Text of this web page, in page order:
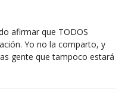
afirmar que TODOS
Yo no la comparto, y
gente que tampoco estará